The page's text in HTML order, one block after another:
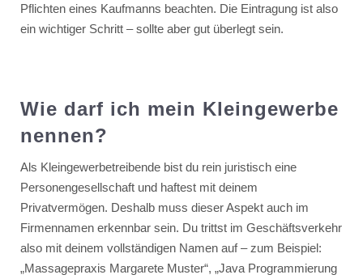
Pflichten eines Kaufmanns beachten. Die Eintragung ist also
ein wichtiger Schritt – sollte aber gut überlegt sein.
Wie darf ich mein Kleingewerbe
nennen?
Als Kleingewerbetreibende bist du rein juristisch eine
Personengesellschaft und haftest mit deinem
Privatvermögen. Deshalb muss dieser Aspekt auch im
Firmennamen erkennbar sein. Du trittst im Geschäftsverkehr
also mit deinem vollständigen Namen auf – zum Beispiel:
„Massagepraxis Margarete Muster“, „Java Programmierung